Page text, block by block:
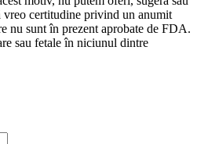
vreo certitudine privind un anumit
nu sunt în prezent aprobate de FDA.
sau fetale în niciunul dintre